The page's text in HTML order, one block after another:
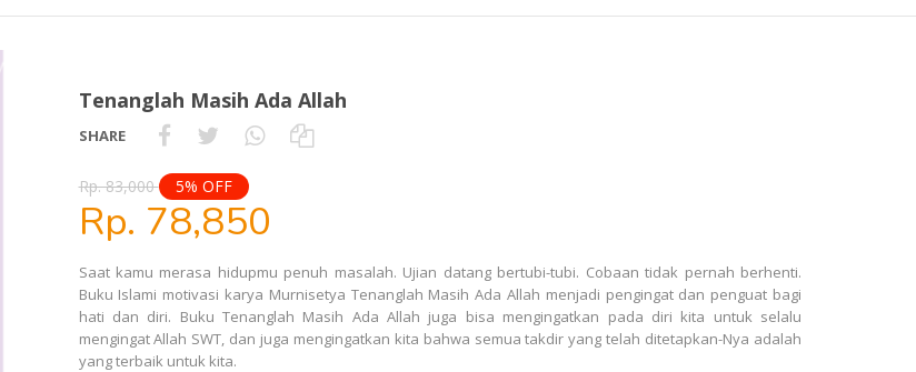
Tenanglah Masih Ada Allah
SHARE
Rp. 83,000 5% OFF
Rp. 78,850
Saat kamu merasa hidupmu penuh masalah. Ujian datang bertubi-tubi. Cobaan tidak pernah berhenti.
Buku Islami motivasi karya Murnisetya Tenanglah Masih Ada Allah menjadi pengingat dan penguat bagi
hati dan diri. Buku Tenanglah Masih Ada Allah juga bisa mengingatkan pada diri kita untuk selalu
mengingat Allah SWT, dan juga mengingatkan kita bahwa semua takdir yang telah ditetapkan-Nya adalah
yang terbaik untuk kita.